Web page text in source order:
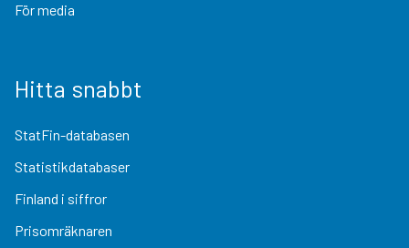
För media
Hitta snabbt
StatFin-databasen
Statistikdatabaser
Finland i siffror
Prisomräknaren